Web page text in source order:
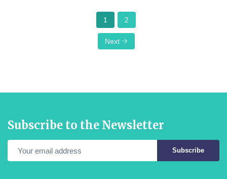
1 2
Next
Subscribe to the Newsletter
Subscribe